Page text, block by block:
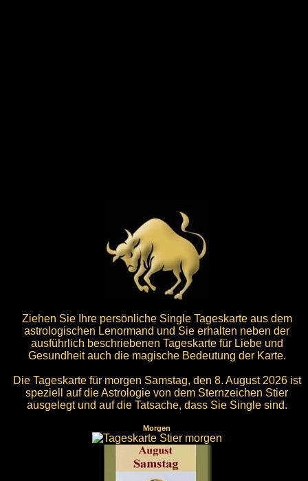
Ziehen Sie Ihre persönliche Single Tageskarte aus dem
astrologischen Lenormand und Sie erhalten neben der
ausführlich beschriebenen Tageskarte für Liebe und
Gesundheit auch die magische Bedeutung der Karte.
Die Tageskarte für morgen Samstag, den 8. August 2026 ist
speziell auf die Astrologie von dem Sternzeichen Stier
ausgelegt und auf die Tatsache, dass Sie Single sind.
Morgen